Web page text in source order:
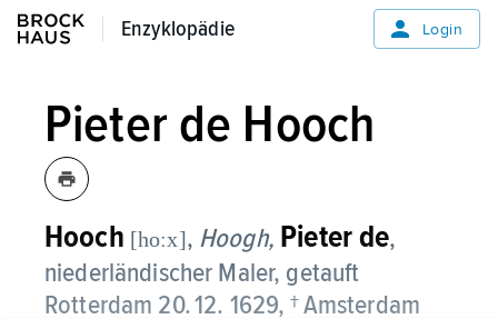
Enzyklopädie
Enzyklopädie Login
Pieter de Hooch
Hooch [hoːx], Hoogh, Pieter de,
niederländischer Maler, getauft
Rotterdam 20. 12. 1629, † Amsterdam